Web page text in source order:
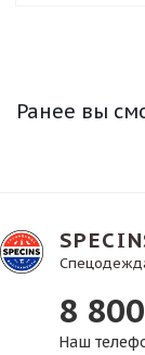
Ранее вы
8
Наш